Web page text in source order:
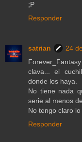
;P
Responder
satrian
24
clava... el
donde los haya.
No tiene nada
serie al menos
No tengo claro
Responder